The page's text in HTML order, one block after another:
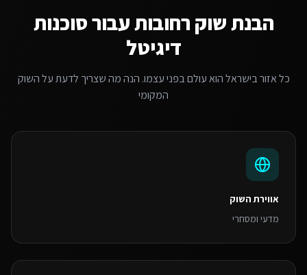
הבנת שוק רחובותעבורסוכנות
דיגיטל
כל אזור בישראל הוא עולם בפני עצמו. הנה מה שצריך לדעת על השוק
המקומי
אווירת השוק
מדעי ומסחרי